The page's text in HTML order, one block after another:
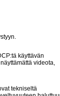
käyttävän
videota,
tekniseltä